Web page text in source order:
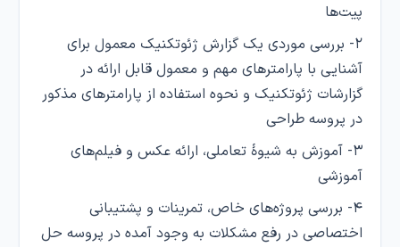
پیت‌ها
۲- بررسی موردی یک گزارش ژئوتکنیک معمول برای
آشنایی با پارامترهای مهم و معمول قابل ارائه در
گزارشات ژئوتکنیک و نحوه استفاده از پارامترهای مذکور
در پروسه طراحی
۳- آموزش به شیوهٔ تعاملی، ارائه عکس و فیلم‌های
آموزشی
۴- بررسی پروژه‌های خاص، تمرینات و پشتیبانی
اختصاصی در رفع مشکلات به وجود آمده در پروسه حل